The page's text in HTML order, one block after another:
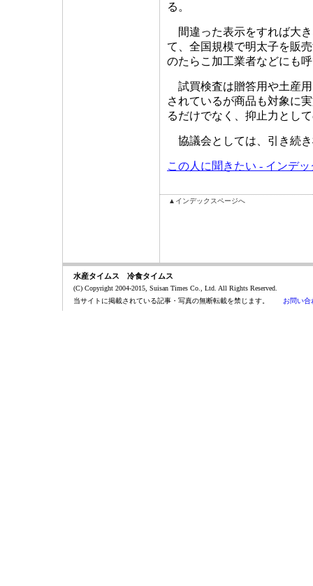
る。
間違った表示をすれば大
て、全国規模で明太子を販
のたらこ加工業者などにも
試買検査は贈答用や土産
されているが商品も対象に
るだけでなく、抑止力とし
協議会としては、引き続
この人に聞きたい - インデ
▲インデックスページへ
水産タイムス 冷食タイムス
(C) Copyright 2004-2015, Suisan Times Co., Ltd. All Rights Reserved.
当サイトに掲載されている記事・写真の無断転載を禁じます。 お問い合